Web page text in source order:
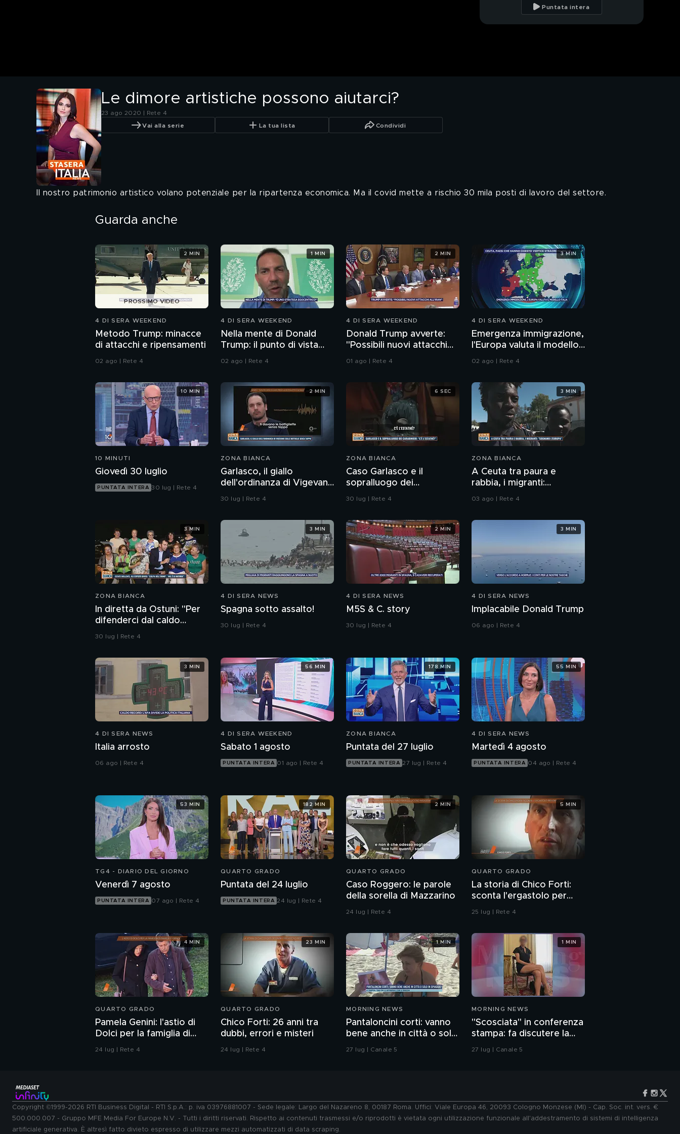
Puntata intera
Le dimore artistiche possono aiutarci?
23 ago 2020 | Rete 4
Vai alla serie La tua lista Condividi
Il nostro patrimonio artistico volano potenziale per la ripartenza economica. Ma il covid mette a rischio 30 mila posti di lavoro del settore.
Guarda anche
PROSSIMO VIDEO
4 DI SERA WEEKEND
Metodo Trump: minacce
di attacchi e ripensamenti
02 ago | Rete 4
2 MIN
4 DI SERA WEEKEND
Nella mente di Donald
Trump: il punto di vista
dello psichiatra Leonardo
02 ago | Rete 4
1 MIN
4 DI SERA WEEKEND
Donald Trump avverte:
"Possibili nuovi attacchi
all'Iran"
01 ago | Rete 4
2 MIN
4 DI SERA WEEKEND
Emergenza immigrazione,
l'Europa valuta il modello
02 ago | Rete 4
3 MIN
10 MINUTI
Giovedì 30 luglio
PUNTATA INTERA 30 lug | Rete 4
10 MIN
ZONA BIANCA
Garlasco, il giallo
dell'ordinanza di Vigevano
sulle bottiglie senza
30 lug | Rete 4
2 MIN
ZONA BIANCA
Caso Garlasco e il
sopralluogo dei
Carabinieri
30 lug | Rete 4
6 SEC
ZONA BIANCA
A Ceuta tra paura e
rabbia, i migranti:
"Sognamo l'Europa"
03 ago | Rete 4
3 MIN
ZONA BIANCA
In diretta da Ostuni: "Per
difenderci dal caldo
abbiamo solo i ventagli"
30 lug | Rete 4
3 MIN
4 DI SERA NEWS
Spagna sotto assalto!
30 lug | Rete 4
3 MIN
4 DI SERA NEWS
M5S & C. story
30 lug | Rete 4
2 MIN
4 DI SERA NEWS
Implacabile Donald Trump
06 ago | Rete 4
3 MIN
4 DI SERA NEWS
Italia arrosto
06 ago | Rete 4
3 MIN
4 DI SERA WEEKEND
Sabato 1 agosto
PUNTATA INTERA 01 ago | Rete 4
56 MIN
ZONA BIANCA
Puntata del 27 luglio
PUNTATA INTERA 27 lug | Rete 4
178 MIN
4 DI SERA NEWS
Martedì 4 agosto
PUNTATA INTERA 04 ago | Rete 4
55 MIN
TG4 - DIARIO DEL GIORNO
Venerdì 7 agosto
PUNTATA INTERA 07 ago | Rete 4
53 MIN
QUARTO GRADO
Puntata del 24 luglio
PUNTATA INTERA 24 lug | Rete 4
182 MIN
QUARTO GRADO
Caso Roggero: le parole
della sorella di Mazzarino
24 lug | Rete 4
2 MIN
QUARTO GRADO
La storia di Chico Forti:
sconta l'ergastolo per
omicidio
25 lug | Rete 4
5 MIN
QUARTO GRADO
Pamela Genini: l'astio di
Dolci per la famiglia di
Pamela
24 lug | Rete 4
4 MIN
QUARTO GRADO
Chico Forti: 26 anni tra
dubbi, errori e misteri
24 lug | Rete 4
23 MIN
MORNING NEWS
Pantaloncini corti: vanno
bene anche in città o solo
in spiaggia?
27 lug | Canale 5
1 MIN
MORNING NEWS
"Scosciata" in conferenza
stampa: fa discutere la
vicesindaca di Livorno
27 lug | Canale 5
1 MIN
Copyright ©1999-2026 RTI Business Digital - RTI S.p.A.: p. iva 03976881007 - Sede legale: Largo del Nazareno 8, 00187 Roma. Uffici: Viale Europa 46, 20093 Cologno Monzese (MI) - Cap. Soc. int. vers. €
500.000.007 - Gruppo MFE Media For Europe N.V. - Tutti i diritti riservati. Rispetto ai contenuti trasmessi e/o riprodotti è vietata ogni utilizzazione funzionale all'addestramento di sistemi di intelligenza
artificiale generativa. È altresì fatto divieto espresso di utilizzare mezzi automatizzati di data scraping.